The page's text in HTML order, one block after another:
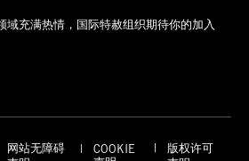
域充满热情，国际特赦组织期待你的加入
网站无障碍
COOKIE
版权许可